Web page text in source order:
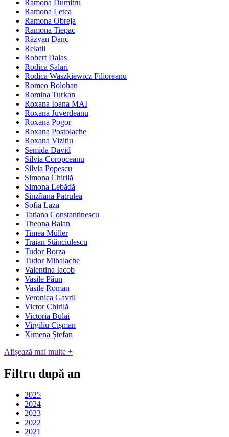
Ramona Dumitru
Ramona Letea
Ramona Obreja
Ramona Tiepac
Răzvan Danc
Relatii
Robert Dalas
Rodica Șalari
Rodica Waszkiewicz Filioreanu
Romeo Bolohan
Romina Turkan
Roxana Ioana MAI
Roxana Juverdeanu
Roxana Pogor
Roxana Postolache
Roxana Vizitiu
Semida David
Silvia Coropceanu
Silvia Popescu
Simona Chirilă
Simona Lebădă
Sinzîiana Patrulea
Sofia Laza
Tatiana Constantinescu
Theona Balan
Timea Müller
Traian Stănciulescu
Tudor Borza
Tudor Mihalache
Valentina Iacob
Vasile Păun
Vasile Roman
Veronica Gavril
Victor Chirilă
Victoria Bulai
Virgiliu Cișman
Ximena Ștefan
Afișează mai multe +
Filtru după an
2025
2024
2023
2022
2021